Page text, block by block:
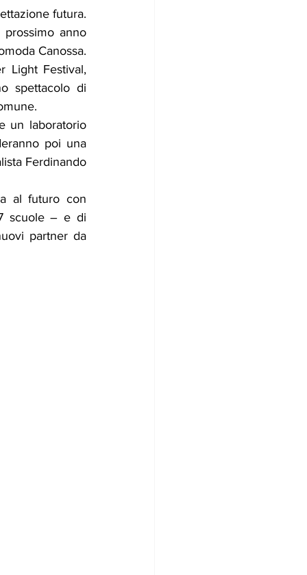
futura.
anno
Canossa.
Light Festival,
spettacolo di
un laboratorio
poi una
Ferdinando
al futuro con
scuole – e di
partner da